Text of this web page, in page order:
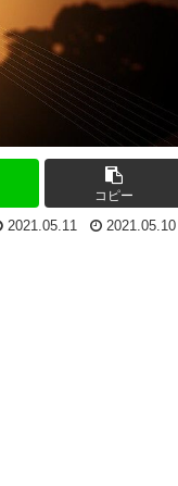
コピー
2021.05.11 2021.05.10